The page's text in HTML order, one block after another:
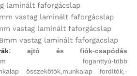
laminált faforgácslap
vastag laminált faforgácslap
vastag laminált faforgácslap
vastag laminált faforgácslap
: ajtó és fiók-csapódás
foganttyú-több
összekötők,munkalap fordítók,-